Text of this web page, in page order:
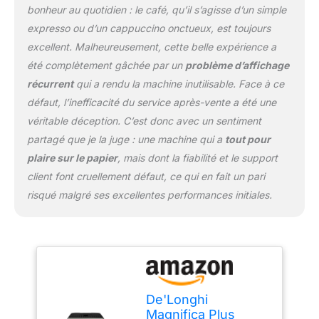
bouton, comme
Espresso, Cappuccino,
Lungo, Americano, Flat
White ou Cortado
NETTOYAGE FACILE :
L'unité de brassage peut
être facilement retirée et
nettoyée à l'eau courante
tasses est lavable au
lave-vaisselle et en acier
inoxydable
bonheur au quotidien : le café, qu’il s’agisse d’un simple
expresso ou d’un cappuccino onctueux, est toujours
excellent. Malheureusement, cette belle expérience a
été complètement gâchée par un problème d’affichage
récurrentqui a rendu la machine inutilisable. Face à ce
défaut, l’inefficacité du service après-vente a été une
véritable déception. C’est donc avec un sentiment
partagé que je la juge : une machine qui a tout pour
plaire sur le papier, mais dont la fiabilité et le support
client font cruellement défaut, ce qui en fait un pari
risqué malgré ses excellentes performances initiales.
De'Longhi
Magnifica Plus